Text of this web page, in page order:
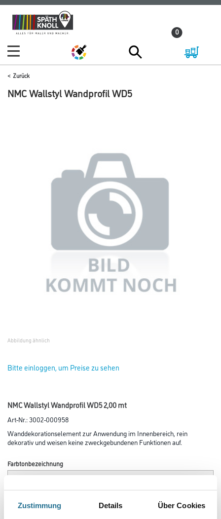
Zustimmung Details Über Cookies
Zum
Inhalt
Zum
Navigationsmenü
0
Zurück
NMC Wallstyl Wandprofil WD5
Abbildung ähnlich
Bitte einloggen, um Preise zu sehen
NMC Wallstyl Wandprofil WD5 2,00 mt
Art-Nr.:3002-000958
Wanddekorationselement zur Anwendung im Innenbereich, rein
dekorativ und weisen keine zweckgebundenen Funktionen auf.
Farbtonbezeichnung
Länge in centimeter